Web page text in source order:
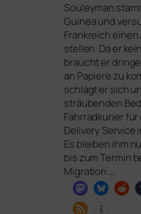
Souleyman
Guinea und
Frankreich
stel­len. Da er
braucht er
an Papiere zu
schlägt er sich
sträu­ben­den
Fahrradkurier für
Delivery Service
Es blei­ben ihm
bis zum Termin
Migration.…